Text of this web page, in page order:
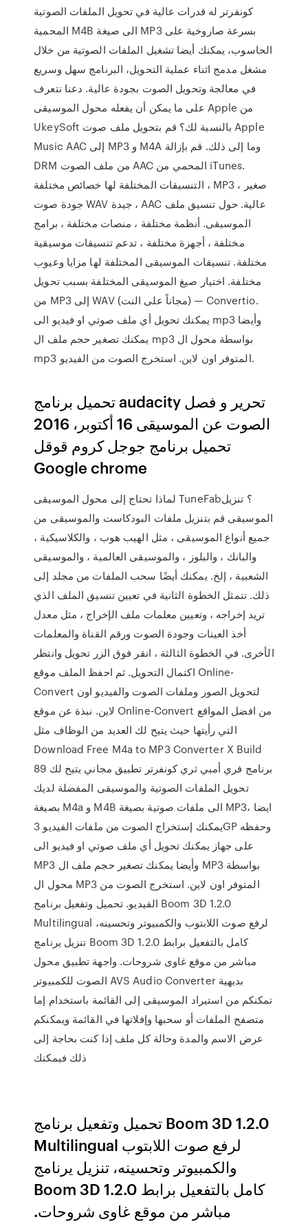
كونفرتر له قدرات عالية في تحويل الملفات الصوتية
المحمية M4B الى صيغة MP3 بسرعة صاروخية على
الحاسوب، يمكنك أيضا تشغيل الملفات الصوتية من خلال
مشغل مدمج اثناء عملية التحويل، البرنامج سهل وسريع
في معالجة وتحويل الصوت بجودة عالية. دعنا نتعرف
على ما يمكن أن يفعله محول الموسيقى Apple من
UkeySoft بالنسبة لك؟ قم بتحويل ملف صوت Apple
Music AAC إلى MP3 و M4A وما إلى ذلك. قم بإزالة
DRM من ملف الصوت AAC المحمي من iTunes.
التنسيقات المختلفة لها خصائص مختلفة ، MP3 صغير ،
جودة صوت WAV جيدة ، AAC عالية. حول تنسيق ملف
الموسيقى. أنظمة مختلفة ، منصات مختلفة ، برامج
مختلفة ، أجهزة مختلفة ، تدعم تنسيقات موسيقية
مختلفة. تنسيقات الموسيقى المختلفة لها مزايا وعيوب
مختلفة. اختيار صيغ الموسيقى المختلفة بسبب تحويل
من MP3 إلى WAV (مجاناً على النت) — Convertio.
يمكنك تحويل أي ملف صوتي او فيديو الى mp3 وأيضا
يمكنك تصغير حجم ملف ال mp3 بواسطة محول ال
mp3 المتوفر اون لاين. استخرج الصوت من الفيديو.
تحميل برنامج audacity تحرير و فصل
الصوت عن الموسيقى 16 أكتوبر، 2016
تحميل برنامج جوجل كروم قوقل
Google chrome
لماذا تحتاج إلى محول الموسيقى TuneFab؟ تنزيل
الموسيقى قم بتنزيل ملفات البودكاست والموسيقى من
جميع أنواع الموسيقى ، مثل الهيب هوب ، والكلاسيكية ،
والبانك ، والبلوز ، والموسيقى العالمية ، والموسيقى
الشعبية ، إلخ. يمكنك أيضًا سحب الملفات من مجلد إلى
ذلك. تتمثل الخطوة الثانية في تعيين تنسيق الملف الذي
تريد إخراجه ، وتعيين معلمات ملف الإخراج ، مثل معدل
أخذ العينات وجودة الصوت ورقم القناة والمعلمات
الأخرى. في الخطوة الثالثة ، انقر فوق الزر تحويل وانتظر
اكتمال التحويل. ثم احفظ الملف موقع Online-
Convert لتحويل الصور وملفات الصوت والفيديو اون
لاين. نبذة عن موقع Online-Convert من افضل المواقع
التي رأيتها حيث يتيح لك العديد من الوظاف مثل
Download Free M4a to MP3 Converter X Build
89 برنامج فري أمبي ثري كونفرتر تطبيق مجاني يتيح لك
تحويل الملفات الصوتية والموسيقى المفضلة لديك
بصيغة M4a و M4B الى ملفات صوتية بصيغة MP3، ايضا
يمكنك إستخراج الصوت من ملفات الفيديو 3GP وحفظه
على جهاز يمكنك تحويل أي ملف صوتي او فيديو الى
MP3 وأيضا يمكنك تصغير حجم ملف ال MP3 بواسطة
محول ال MP3 المتوفر اون لاين. استخرج الصوت من
الفيديو. تحميل وتفعيل برنامج Boom 3D 1.2.0
Multilingual لرفع صوت اللابتوب والكمبيوتر وتحسينه،
تنزيل يرنامج Boom 3D 1.2.0 كامل بالتفعيل برابط
مباشر من موقع غاوى شروحات. واجهة تطبيق محول
الصوت للكمبيوتر AVS Audio Converter بديهية
تمكنكم من استيراد الموسيقى إلى القائمة باستخدام إما
متصفح الملفات أو سحبها وإفلاتها في القائمة ويمكنكم
عرض الاسم والمدة وحالة كل ملف إذا كنت بحاجة إلى
ذلك فيمكنك
تحميل وتفعيل برنامج Boom 3D 1.2.0
Multilingual لرفع صوت اللابتوب
والكمبيوتر وتحسينه، تنزيل يرنامج
Boom 3D 1.2.0 كامل بالتفعيل برابط
مباشر من موقع غاوى شروحات.